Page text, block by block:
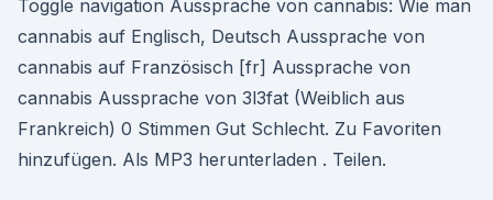
Toggle navigation Aussprache von cannabis: Wie man
cannabis auf Englisch, Deutsch Aussprache von
cannabis auf Französisch [fr] Aussprache von
cannabis Aussprache von 3l3fat (Weiblich aus
Frankreich) 0 Stimmen Gut Schlecht. Zu Favoriten
hinzufügen. Als MP3 herunterladen . Teilen.